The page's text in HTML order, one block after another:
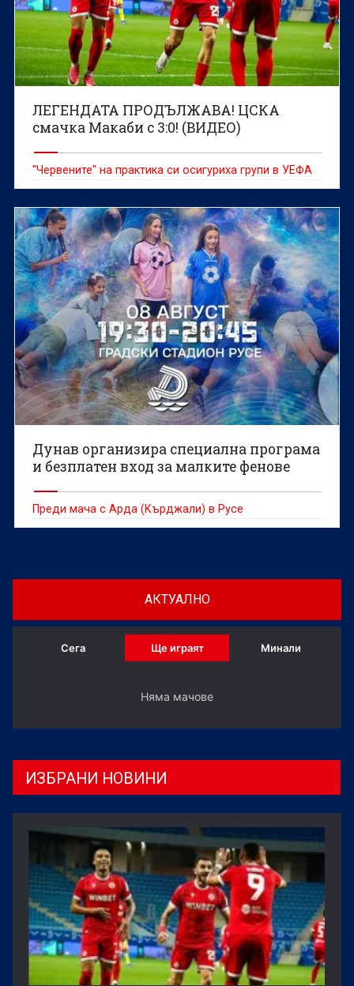
ЛЕГЕНДАТА ПРОДЪЛЖАВА! ЦСКА
смачка Макаби с 3:0! (ВИДЕО)
"Червените" на практика си осигуриха групи в УЕФА
Дунав организира специална програма
и безплатен вход за малките фенове
Преди мача с Арда (Кърджали) в Русе
АКТУАЛНО
Сега Ще играят Минали
Няма мачове
ИЗБРАНИ НОВИНИ